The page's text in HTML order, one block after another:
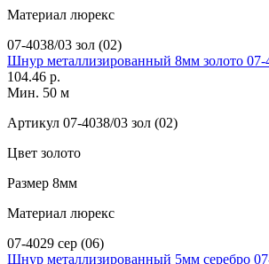
Материал люрекс
07-4038/03 зол (02)
Шнур металлизированный 8мм золото 07-
104.46 р.
Мин. 50 м
Артикул 07-4038/03 зол (02)
Цвет золото
Размер 8мм
Материал люрекс
07-4029 сер (06)
Шнур металлизированный 5мм серебро